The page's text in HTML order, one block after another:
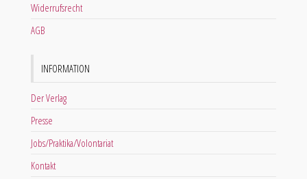
Widerrufsrecht
AGB
INFORMATION
Der Verlag
Presse
Jobs/Praktika/Volontariat
Kontakt